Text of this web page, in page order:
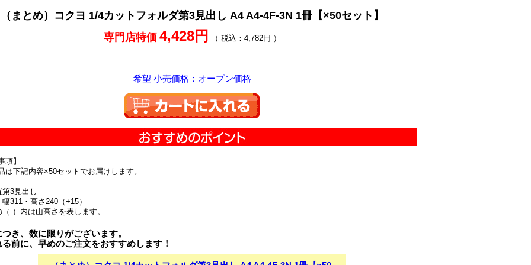
（まとめ）コクヨ 1/4カットフォルダ第3見出し A4 A4-4F-3N 1冊【×50セット】
専門店特価 4,428円 （ 税込：4,782円 ）
希望 小売価格：オープン価格
項】
は下記内容×50セットでお届けします。
3見出し
311・高さ240（+15）
）内は山高さを表します。
き、数に限りがございます。
前に、早めのご注文をおすすめします！